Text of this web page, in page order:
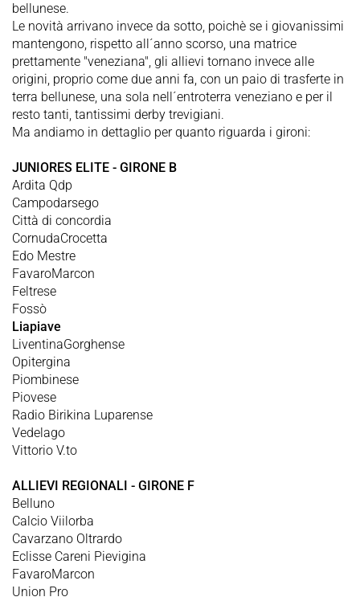
bellunese.
Le novità arrivano invece da sotto, poichè se i giovanissimi
mantengono, rispetto all´anno scorso, una matrice
prettamente "veneziana", gli allievi tornano invece alle
origini, proprio come due anni fa, con un paio di trasferte in
terra bellunese, una sola nell´entroterra veneziano e per il
resto tanti, tantissimi derby trevigiani.
Ma andiamo in dettaglio per quanto riguarda i gironi:
JUNIORES ELITE - GIRONE B
Ardita Qdp
Campodarsego
Città di concordia
CornudaCrocetta
Edo Mestre
FavaroMarcon
Feltrese
Fossò
Liapiave
LiventinaGorghense
Opitergina
Piombinese
Piovese
Radio Birikina Luparense
Vedelago
Vittorio V.to
ALLIEVI REGIONALI - GIRONE F
Belluno
Calcio Viilorba
Cavarzano Oltrardo
Eclisse Careni Pievigina
FavaroMarcon
Union Pro